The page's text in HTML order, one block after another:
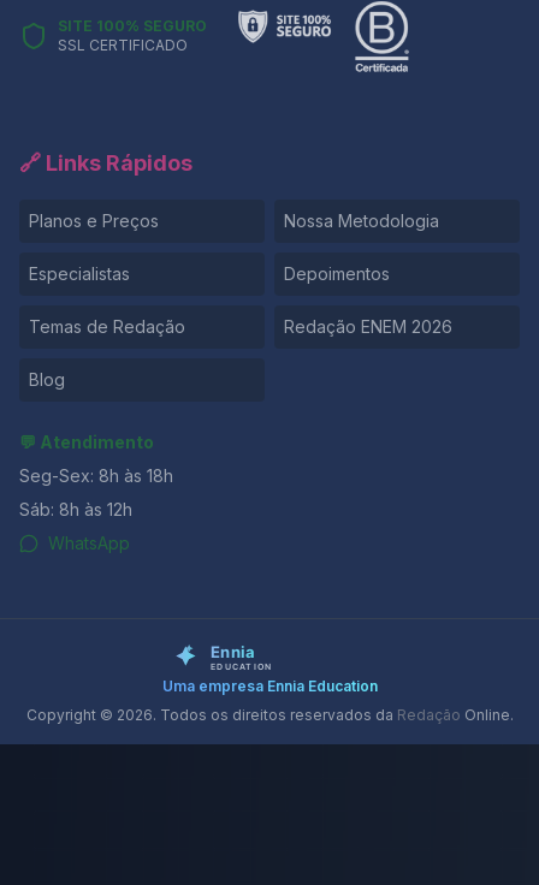
SITE 100% SEGURO
SSL CERTIFICADO
🔗 Links Rápidos
Planos e Preços Nossa Metodologia
Especialistas Depoimentos
Temas de Redação Redação ENEM 2026
Blog
💬 Atendimento
Seg-Sex: 8h às 18h
Sáb: 8h às 12h
WhatsApp
Uma empresa Ennia Education
Copyright © 2026. Todos os direitos reservados da Redação Online.